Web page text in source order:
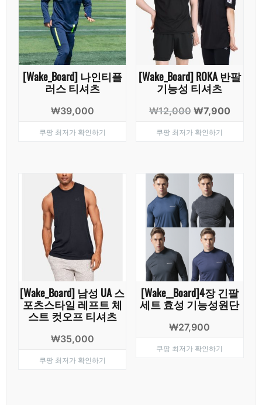
[Wake_Board] 나인티플
러스 티셔츠
₩39,000
쿠팡 최저가 확인하기
[Wake_Board] ROKA 반팔
기능성 티셔츠
₩12,000 원
가
₩7,900현
쿠팡 최저가 확인하기
[Wake_Board] 남성 UA 스
포츠스타일 레프트 체
스트 컷오프 티셔츠
₩35,000
쿠팡 최저가 확인하기
[Wake__Board]4장 긴팔
세트 효성 기능성원단
₩27,900
쿠팡 최저가 확인하기